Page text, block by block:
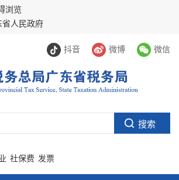
浏览
省人民政府
抖音 微博 微信
社保费 发票